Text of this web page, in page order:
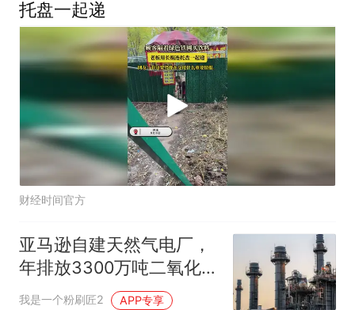
托盘一起递
财经时间官方
亚马逊自建天然气电厂，
年排放3300万吨二氧化碳
或成全美最大污染源
我是一个粉刷匠2 APP专享